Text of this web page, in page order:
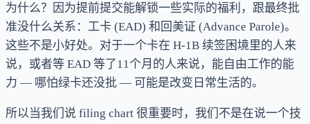
为什么？因为提前提交能解锁一些实际的福利，跟最终批
准没什么关系：工卡 (EAD) 和回美证 (Advance Parole)。
这些不是小好处。对于一个卡在 H-1B 续签困境里的人来
说，或者等 EAD 等了11个月的人来说，能自由工作的能
力 — 哪怕绿卡还没批 — 可能是改变日常生活的。
所以当我们说 filing chart 很重要时，我们不是在说一个技